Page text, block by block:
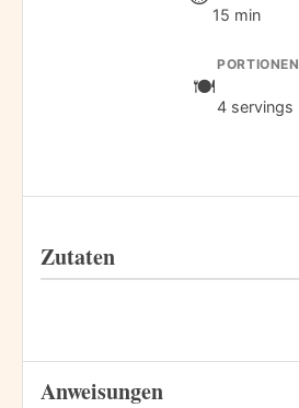
15 min
PORTIONEN
4 servings
Zutaten
Anweisungen